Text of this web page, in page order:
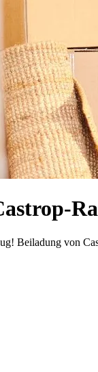
Beiladung von